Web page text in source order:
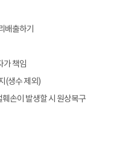
배출하기
가 책임
(생수 제외)
손이 발생할 시 원상복구